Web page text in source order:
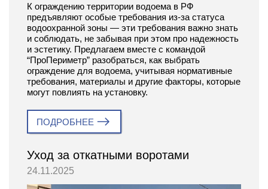
К ограждению территории водоема в РФ
предъявляют особые требования из-за статуса
водоохранной зоны — эти требования важно знать
и соблюдать, не забывая при этом про надежность
и эстетику. Предлагаем вместе с командой
“ПроПериметр” разобраться, как выбрать
ограждение для водоема, учитывая нормативные
требования, материалы и другие факторы, которые
могут повлиять на установку.
ПОДРОБНЕЕ
Уход за откатными воротами
24.11.2025